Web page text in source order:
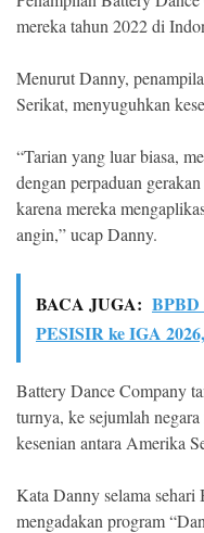
©
Copyright
2026
NETRAL
All
Right
Reserved
mereka tahun 2022 di
Menurut Danny,
Serikat, menyuguhkan
“Tarian yang luar biasa,
dengan perpaduan
karena mereka
angin,” ucap Danny.
BACA JUGA: BPBD
PESISIR ke IGA
Battery Dance Company
turnya, ke sejumlah
kesenian antara Amerika
Kata Danny selama
mengadakan program